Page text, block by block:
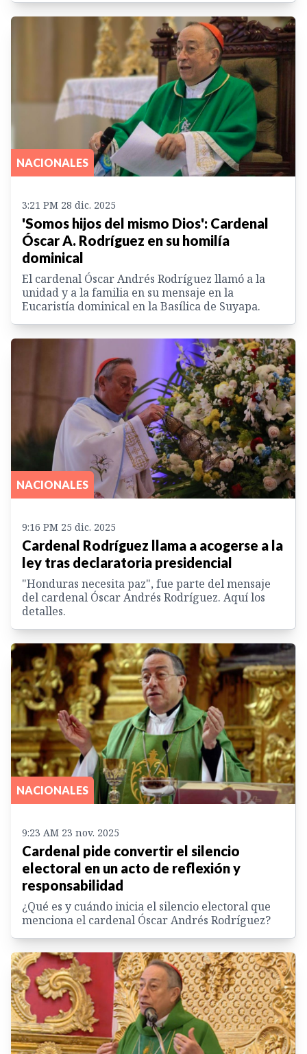
NACIONALES
3:21 PM 28 dic. 2025
'Somos hijos del mismo Dios': Cardenal
Óscar A. Rodríguez en su homilía
dominical
El cardenal Óscar Andrés Rodríguez llamó a la
unidad y a la familia en su mensaje en la
Eucaristía dominical en la Basílica de Suyapa.
NACIONALES
9:16 PM 25 dic. 2025
Cardenal Rodríguez llama a acogerse a la
ley tras declaratoria presidencial
"Honduras necesita paz", fue parte del mensaje
del cardenal Óscar Andrés Rodríguez. Aquí los
detalles.
NACIONALES
9:23 AM 23 nov. 2025
Cardenal pide convertir el silencio
electoral en un acto de reflexión y
responsabilidad
¿Qué es y cuándo inicia el silencio electoral que
menciona el cardenal Óscar Andrés Rodríguez?